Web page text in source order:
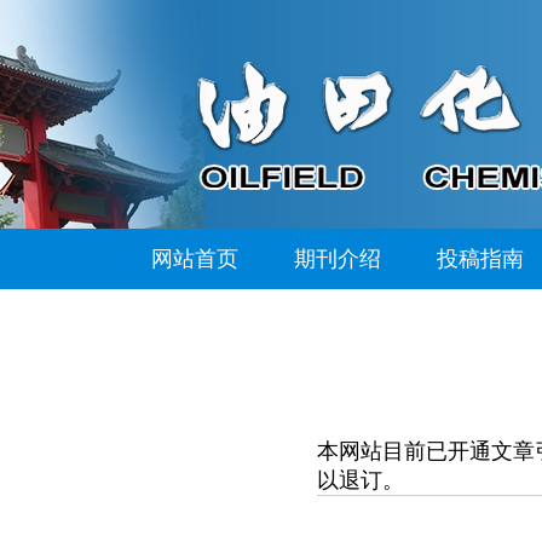
网站首页 期刊介绍 投稿指南
本网站目前已开通文
以退订。